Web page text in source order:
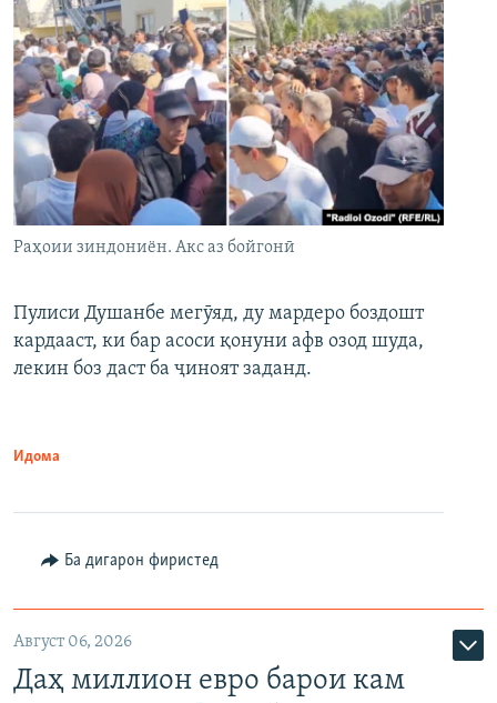
Раҳоии зиндониён. Акс аз бойгонӣ
Пулиси Душанбе мегӯяд, ду мардеро боздошт
кардааст, ки бар асоси қонуни афв озод шуда,
лекин боз даст ба ҷиноят заданд.
Идома
Ба дигарон фиристед
Август 06, 2026
Даҳ миллион евро барои кам